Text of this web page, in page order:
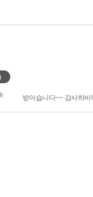
받아습니다~~ 감사하비